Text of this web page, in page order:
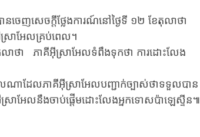
សេចក្តីថ្លែងការណ៍​នៅ​ថ្ងៃទី ១២ ខែតុលាថា
រាអែល​គ្រប់ពេល។
ថា ​​​ភាគី​អ៊ីស្រាអែល​ទំពឹង​ទុក​ថា ​​ការដោះលែង​
ណា​ដែល​​ភាគី​អ៊ីស្រាអែល​បញ្ជាក់ច្បាស់​ថា​ទទួលបាន​
អែល​នឹង​ចាប់ផ្តើម​ដោះលែង​អ្នកទោសប៉ាឡេស្ទីន៕​​​